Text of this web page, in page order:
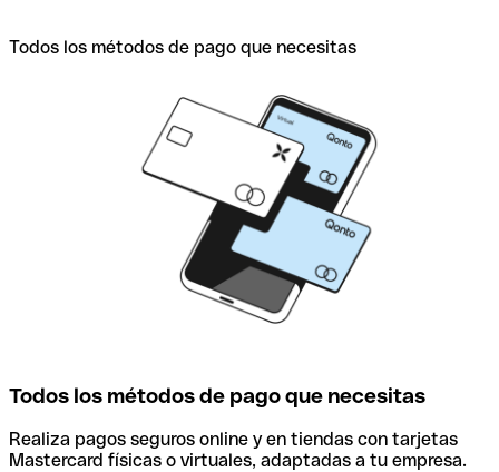
Todos los métodos de pago que necesitas
Todos los métodos de pago que necesitas
Realiza pagos seguros online y en tiendas con tarjetas
Mastercard físicas o virtuales, adaptadas a tu empresa.